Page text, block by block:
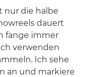
nur die halbe
dauert
fange immer
verwenden
Ich sehe
an und markiere